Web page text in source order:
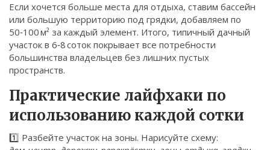
Если хочется больше места для отдыха, ставим бассейн
или большую территорию под грядки, добавляем по
50‑100 м² за каждый элемент. Итого, типичный дачный
участок в 6‑8 соток покрывает все потребности
большинства владельцев без лишних пустых
пространств.
Практические лайфхаки по
использованию каждой сотки
1️⃣ Разбейте участок на зоны. Нарисуйте схему: